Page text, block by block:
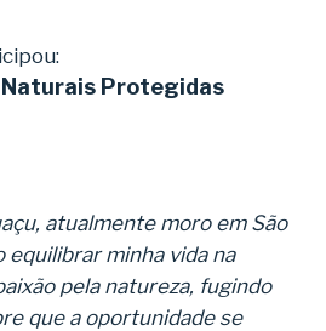
Naturais Protegidas
atualmente moro em São
equilibrar minha vida na
pela natureza, fugindo
que a oportunidade se